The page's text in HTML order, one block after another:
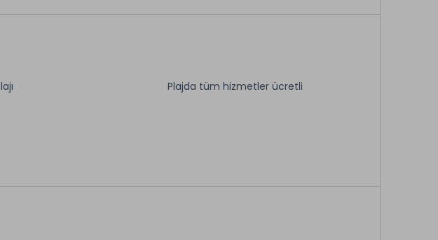
Plajda tüm hizmetler ücretli